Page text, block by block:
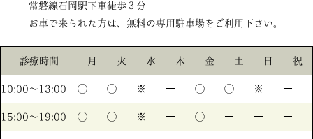
常磐線石岡駅下車徒歩３分
お車で来られた方は、無料の専用駐車場をご利用下さい。
診療時間 月 火 水 木 金 土 日 祝
10:00〜13:00 ◯ ◯ ※ ー ◯ ◯ ※ ー
15:00〜19:00 ◯ ◯ ※ ー ◯ ー ー ー